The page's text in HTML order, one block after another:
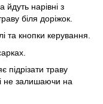
йдуть нарівні з
біля доріжок.
та кнопки керування.
підрізати траву
не залишаючи на